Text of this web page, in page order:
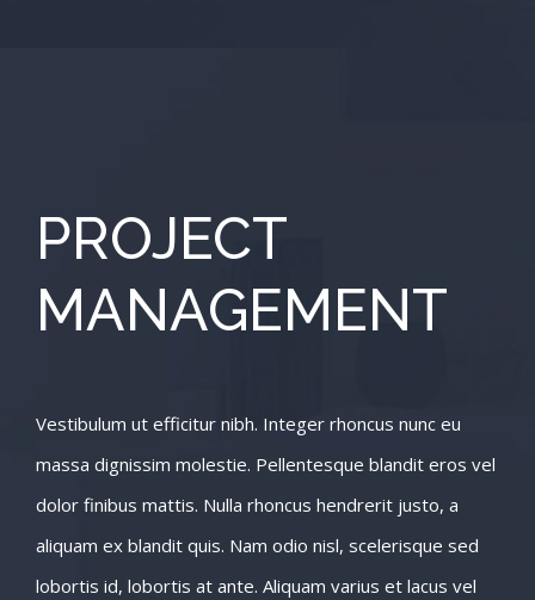
PROJECT
MANAGEMENT
Vestibulum ut efficitur nibh. Integer rhoncus nunc eu
massa dignissim molestie. Pellentesque blandit eros vel
dolor finibus mattis. Nulla rhoncus hendrerit justo, a
aliquam ex blandit quis. Nam odio nisl, scelerisque sed
lobortis id, lobortis at ante. Aliquam varius et lacus vel